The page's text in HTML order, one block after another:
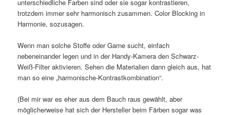
unterschiedliche Farben sind oder sie sogar kontrastieren,
trotzdem immer sehr harmonisch zusammen. Color Blocking in
Harmonie, sozusagen.
Wenn man solche Stoffe oder Garne sucht, einfach
nebeneinander legen und in der Handy-Kamera den Schwarz-
Weiß-Filter aktivieren. Sehen die Materialien dann gleich aus, hat
man so eine „harmonische-Kontrastkombination“.
(Bei mir war es eher aus dem Bauch raus gewählt, aber
möglicherweise hat sich der Hersteller beim Färben sogar was